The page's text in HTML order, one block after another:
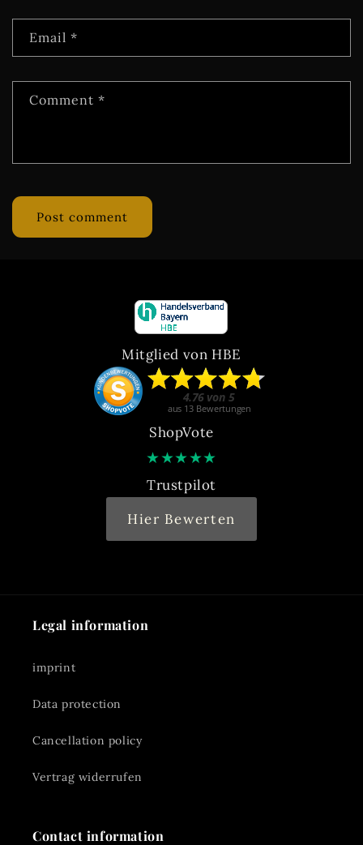
Email *
Comment *
Mitglied von HBE
ShopVote
★★★★★
Trustpilot
Hier Bewerten
Legal information
imprint
Data protection
Cancellation policy
Vertrag widerrufen
Contact information